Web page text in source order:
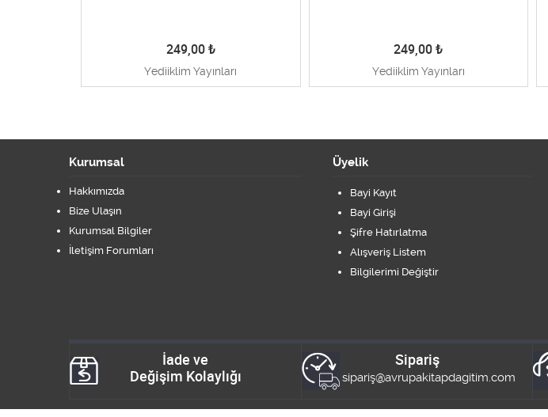
249,00₺
Yediiklim Yayınları
249,00 ₺
Yediiklim Yayınları
Kurumsal
Hakkımızda
Bize Ulaşın
Kurumsal Bilgiler
İletişim Forumları
Üyelik
Bayi Kayıt
Bayi Girişi
Şifre Hatırlatma
Alışveriş Listem
Bilgilerimi Değiştir
İade ve
Değişim Kolaylığı
Sipariş
sipariş@avrupakitapdagitim.com